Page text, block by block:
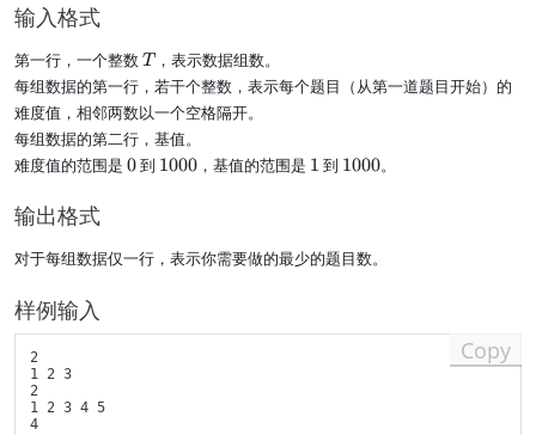
输入格式
第一行，一个整数T
T ，表示数据组数。
每组数据的第一行，若干个整数，表示每个题目（从第一道题目开始）的
难度值，相邻两数以一个空格隔开。
每组数据的第二行，基值。
难度值的范围是0
0到 1
1000 ，基值的范围是 11 到 1
1000。
输出格式
对于每组数据仅一行，表示你需要做的最少的题目数。
样例输入
2
1 2 3
2
1 2 3 4 5
4
Copy